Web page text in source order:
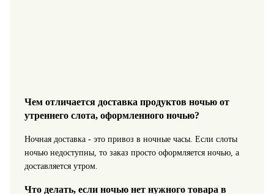
Чем отличается доставка продуктов ночью от
утреннего слота, оформленного ночью?
Ночная доставка - это привоз в ночные часы. Если слоты
ночью недоступны, то заказ просто оформляется ночью, а
доставляется утром.
Что делать, если ночью нет нужного товара в